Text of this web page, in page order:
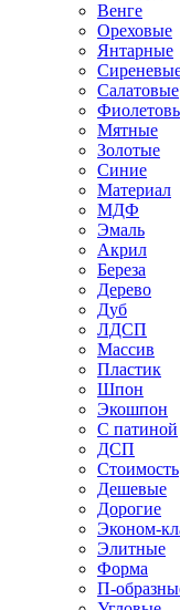
Венге
Ореховые
Янтарные
Салатовые
Мятные
Золотые
Синие
Материал
МДФ
Эмаль
Акрил
Береза
Дерево
Дуб
ЛДСП
Массив
Пластик
Шпон
Экошпон
С патиной
ДСП
Стоимость
Дешевые
Дорогие
Эконом-
Элитные
Форма
П-